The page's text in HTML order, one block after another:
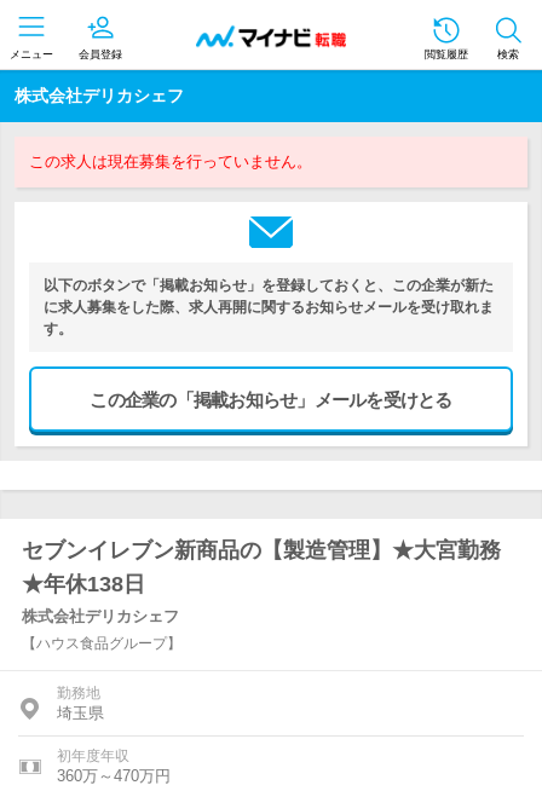
メニュー 会員登録 閲覧履歴 検索
株式会社デリカシェフ
この求人は現在募集を行っていません。
以下のボタンで「掲載お知らせ」を登録しておくと、この企業が新た
に求人募集をした際、求人再開に関するお知らせメールを受け取れま
す。
この企業の「掲載お知らせ」メールを受けとる
セブンイレブン新商品の【製造管理】★大宮勤務
★年休138日
株式会社デリカシェフ
【ハウス食品グループ】
勤務地
埼玉県
初年度年収
360万～470万円